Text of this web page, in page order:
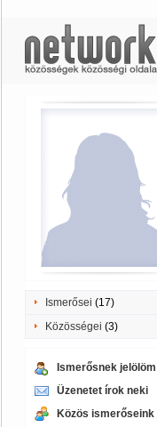
Ismerősei (17)
Közösségei (3)
Ismerősnek jelölöm
Üzenetet írok neki
Közös ismerőseink